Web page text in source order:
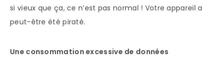
si vieux que ça, ce n’est pas normal ! Votre appareil a
peut-être été piraté.
Une consommation excessive de données